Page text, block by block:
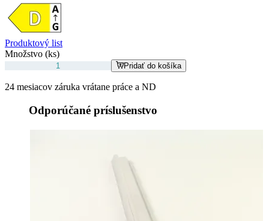
Produktový list
Množstvo (ks)
Pridať do košíka
24 mesiacov záruka vrátane práce a ND
Odporúčané príslušenstvo